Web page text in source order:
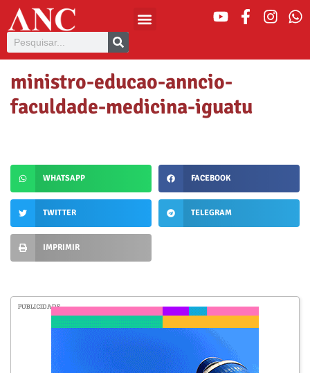
ministro-educao-anncio-
faculdade-medicina-iguatu
WHATSAPP FACEBOOK
TWITTER TELEGRAM
IMPRIMIR
PUBLICIDADE